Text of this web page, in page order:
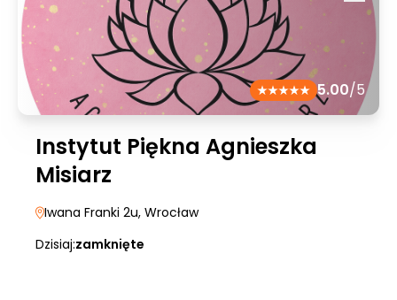
5.00/5
Instytut Piękna Agnieszka
Misiarz
Iwana Franki 2u, Wrocław
Dzisiaj:zamknięte